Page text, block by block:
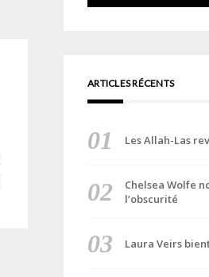
ARTICLES RÉCENTS
Les Allah-Las
Chelsea Wolfe
l’obscurité
Laura Veirs